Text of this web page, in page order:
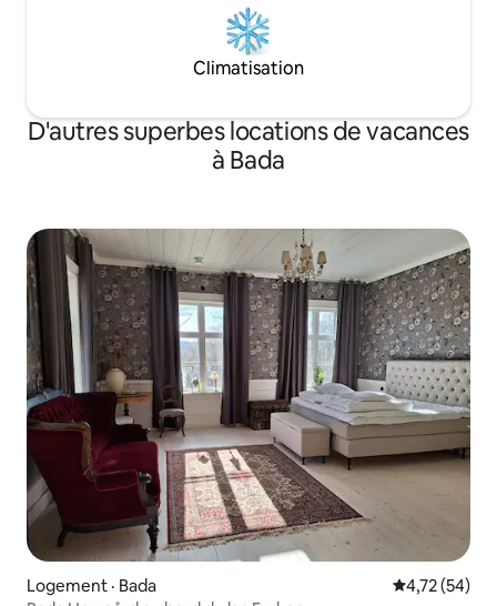
Climatisation
D'autres superbes locations de vacances
à Bada
Logement · Bada Note
4,72 (54)